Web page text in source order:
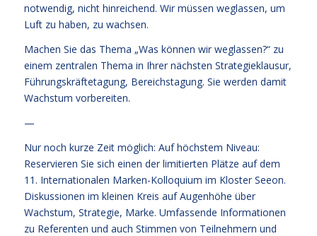
notwendig, nicht hinreichend. Wir müssen weglassen, um
Luft zu haben, zu wachsen.
Machen Sie das Thema „Was können wir weglassen?“ zu
einem zentralen Thema in Ihrer nächsten Strategieklausur,
Führungskräftetagung, Bereichstagung. Sie werden damit
Wachstum vorbereiten.
—
Nur noch kurze Zeit möglich: Auf höchstem Niveau:
Reservieren Sie sich einen der limitierten Plätze auf dem
11. Internationalen Marken-Kolloquium im Kloster Seeon.
Diskussionen im kleinen Kreis auf Augenhöhe über
Wachstum, Strategie, Marke. Umfassende Informationen
zu Referenten und auch Stimmen von Teilnehmern und